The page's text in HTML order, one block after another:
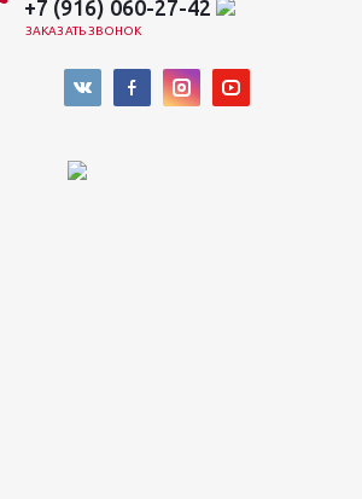
+7 (916) 060-27-42
ЗАКАЗАТЬ ЗВОНОК